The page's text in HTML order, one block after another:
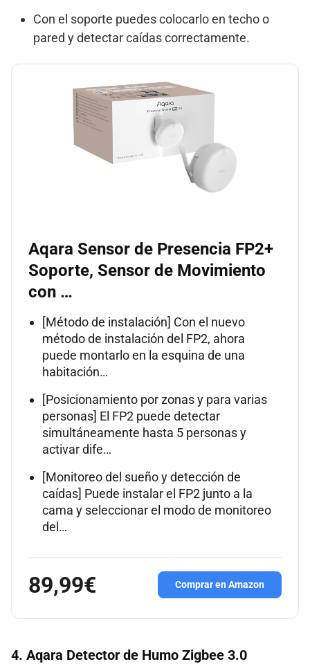
Con el soporte puedes colocarlo en techo o
pared y detectar caídas correctamente.
Aqara Sensor de Presencia FP2+
Soporte, Sensor de Movimiento
con …
[Método de instalación] Con el nuevo
método de instalación del FP2, ahora
puede montarlo en la esquina de una
habitación…
[Posicionamiento por zonas y para varias
personas] El FP2 puede detectar
simultáneamente hasta 5 personas y
activar dife…
[Monitoreo del sueño y detección de
caídas] Puede instalar el FP2 junto a la
cama y seleccionar el modo de monitoreo
del…
89,99€ Comprar en Amazon
4. Aqara Detector de Humo Zigbee 3.0